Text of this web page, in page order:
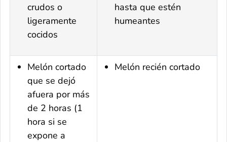
crudos o
ligeramente
cocidos
hasta que estén
humeantes
Melón cortado
que se dejó
afuera por más
de 2 horas (1
hora si se
expone a
Melón recién cortado